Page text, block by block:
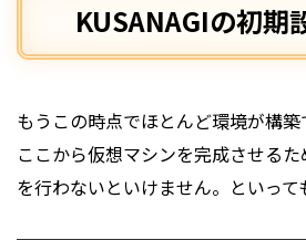
KUSANAGIの初期
もうこの時点でほとんど環境が構築
ここから仮想マシンを完成させる
を行わないといけません。といって